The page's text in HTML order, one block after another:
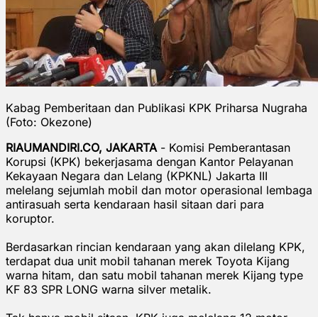
Kabag Pemberitaan dan Publikasi KPK Priharsa Nugraha
(Foto: Okezone)
RIAUMANDIRI.CO, JAKARTA - Komisi Pemberantasan
Korupsi (KPK) bekerjasama dengan Kantor Pelayanan
Kekayaan Negara dan Lelang (KPKNL) Jakarta III
melelang sejumlah mobil dan motor operasional lembaga
antirasuah serta kendaraan hasil sitaan dari para
koruptor.
Berdasarkan rincian ‎kendaraan yang akan dilelang KPK,
terdapat dua unit mobil tahanan merek Toyota Kijang
warna hitam, dan satu mobil tahanan merek Kijang type
KF 83 SPR LONG warna silver metalik.